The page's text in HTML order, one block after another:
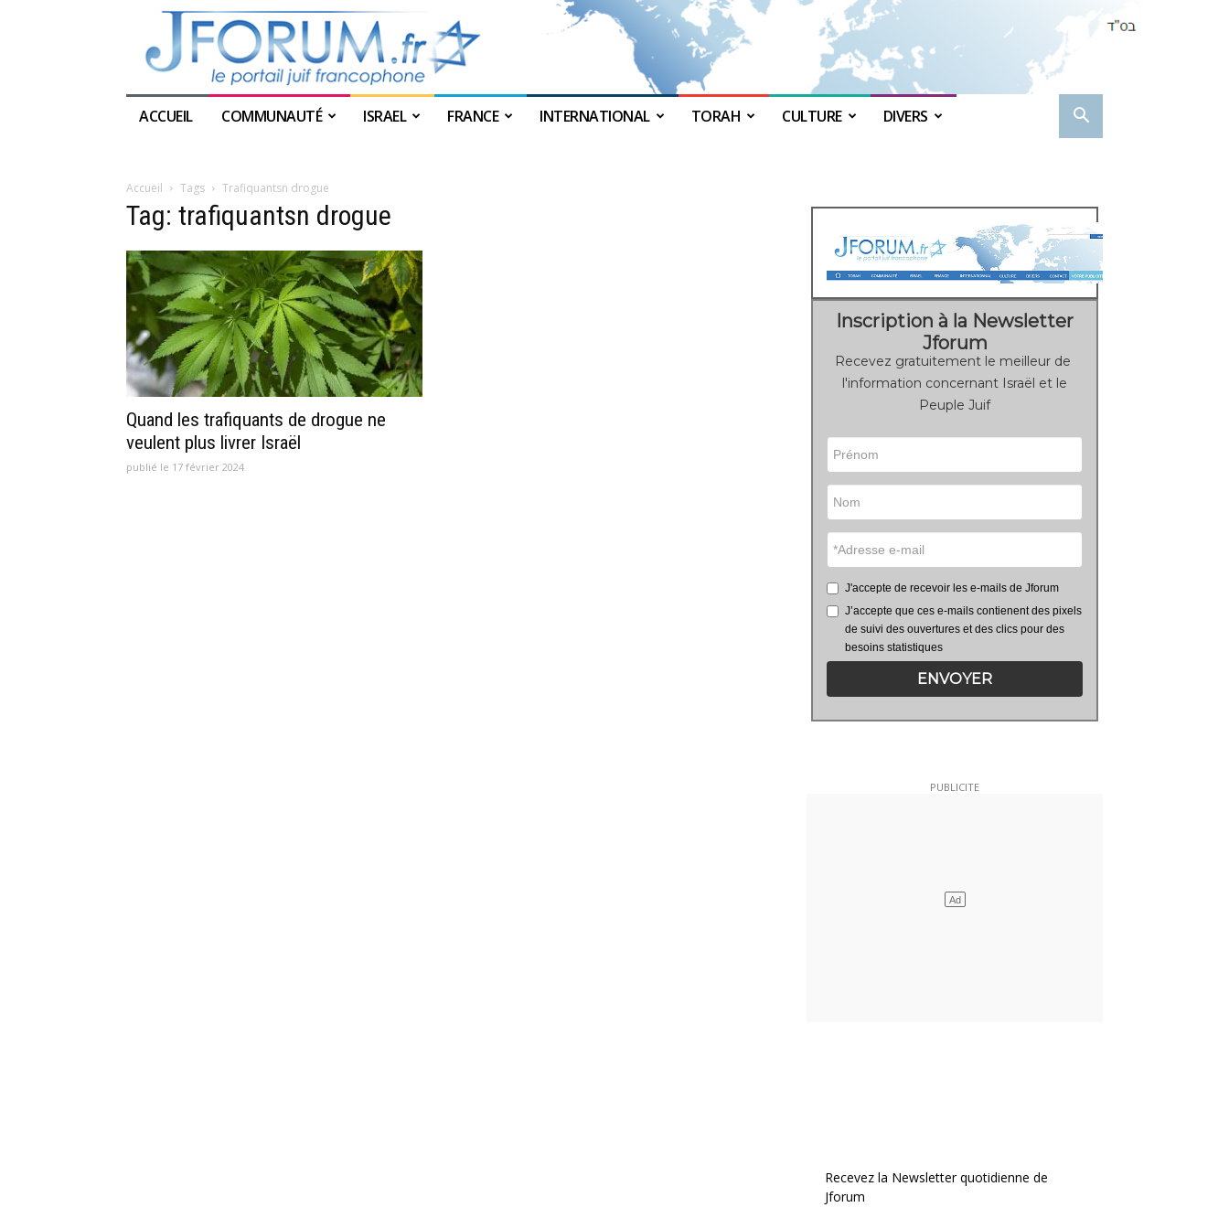
ACCUEIL COMMUNAUTÉ ISRAEL FRANCE INTERNATIONAL TORAH CULTURE DIVERS
Accueil Tags Trafiquantsn drogue
Tag: trafiquantsn drogue
Quand les trafiquants de drogue ne
veulent plus livrer Israël
publié le 17 février 2024
Inscription à la Newsletter
Jforum
Recevez gratuitement le meilleur de
l'information concernant Israël et le
Peuple Juif
J'accepte de recevoir les e-mails de Jforum
J’accepte que ces e-mails contienent des pixels
de suivi des ouvertures et des clics pour des
besoins statistiques
ENVOYER
Recevez la Newsletter quotidienne de
Jforum